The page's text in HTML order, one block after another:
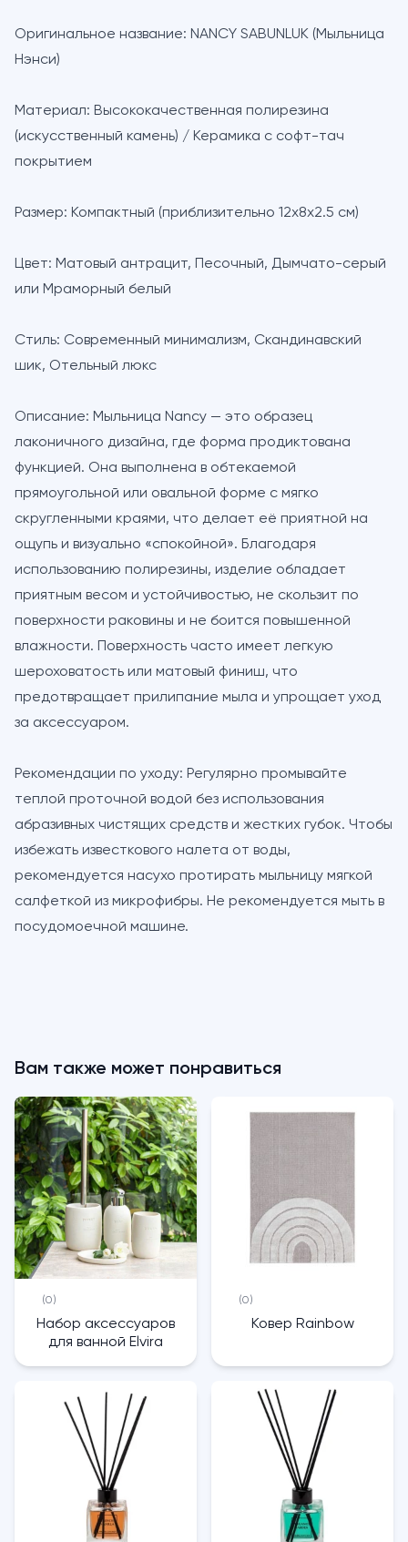
Оригинальное название: NANCY SABUNLUK (Мыльница
Нэнси)
Материал: Высококачественная полирезина
(искусственный камень) / Керамика с софт-тач
покрытием
Размер: Компактный (приблизительно 12x8x2.5 см)
Цвет: Матовый антрацит, Песочный, Дымчато-серый
или Мраморный белый
Стиль: Современный минимализм, Скандинавский
шик, Отельный люкс
Описание: Мыльница Nancy — это образец
лаконичного дизайна, где форма продиктована
функцией. Она выполнена в обтекаемой
прямоугольной или овальной форме с мягко
скругленными краями, что делает её приятной на
ощупь и визуально «спокойной». Благодаря
использованию полирезины, изделие обладает
приятным весом и устойчивостью, не скользит по
поверхности раковины и не боится повышенной
влажности. Поверхность часто имеет легкую
шероховатость или матовый финиш, что
предотвращает прилипание мыла и упрощает уход
за аксессуаром.
Рекомендации по уходу: Регулярно промывайте
теплой проточной водой без использования
абразивных чистящих средств и жестких губок. Чтобы
избежать известкового налета от воды,
рекомендуется насухо протирать мыльницу мягкой
салфеткой из микрофибры. Не рекомендуется мыть в
посудомоечной машине.
Вам также может понравиться
(0)
Набор аксессуаров
для ванной Elvira
(0)
Ковер Rainbow